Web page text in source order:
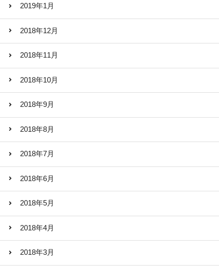
2019年1月
2018年12月
2018年11月
2018年10月
2018年9月
2018年8月
2018年7月
2018年6月
2018年5月
2018年4月
2018年3月